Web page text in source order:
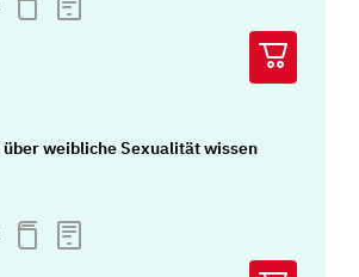
über weibliche Sexualität wissen